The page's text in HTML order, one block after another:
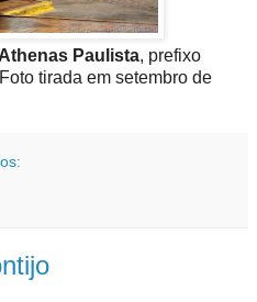
Athenas Paulista, prefixo
tirada em setembro de